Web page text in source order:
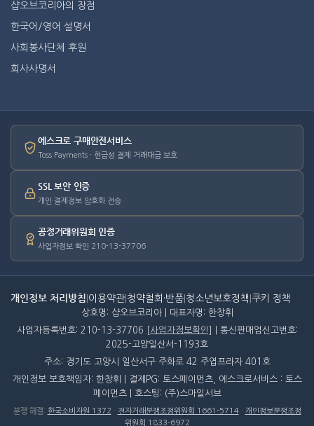
샵오브코리아의 장점
한국어/영어 설명서
사회봉사단체 후원
회사사명서
에스크로 구매안전서비스
Toss Payments · 현금성 결제 거래대금 보호
SSL 보안 인증
개인·결제정보 암호화 전송
공정거래위원회 인증
사업자정보 확인 210-13-37706
개인정보 처리방침 이용약관 청약철회·반품 청소년보호정책 쿠키 정책
상호명: 샵오브코리아 | 대표자명: 한창휘
사업자등록번호: 210-13-37706
[사업자정보확인]
| 통신판매업신고번호:
2025-고양일산서-1193호
주소: 경기도 고양시 일산서구 주화로 42 주엽프라자 401호
개인정보 보호책임자: 한창휘 | 결제PG: 토스페이먼츠, 에스크로서비스 : 토스
페이먼츠 | 호스팅: (주)스마일서브
분쟁 해결: 한국소비자원 1372 · 전자거래분쟁조정위원회 1661-5714 · 개인정보분쟁조정
위원회 1833-6972